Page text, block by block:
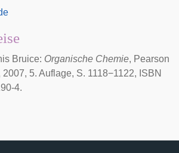
Bruice: Organische Chemie, Pearson
5. Auflage, S. 1118−1122, ISBN
4.